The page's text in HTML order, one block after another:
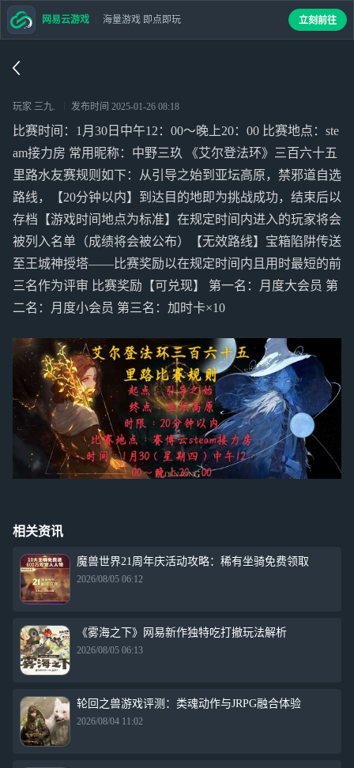
玩家 三九. 发布时间 2025-01-26 08:18
比赛时间：1月30日中午12：00～晚上20：00 比赛地点：ste
am接力房 常用昵称：中野三玖 《艾尔登法环》三百六十五
里路水友赛规则如下：从引导之始到亚坛高原，禁邪道自选
路线，【20分钟以内】到达目的地即为挑战成功，结束后以
存档【游戏时间地点为标准】在规定时间内进入的玩家将会
被列入名单（成绩将会被公布）【无效路线】宝箱陷阱传送
至王城神授塔——比赛奖励以在规定时间内且用时最短的前
三名作为评审 比赛奖励【可兑现】 第一名：月度大会员 第
二名：月度小会员 第三名：加时卡×10
相关资讯
魔兽世界21周年庆活动攻略：稀有坐骑免费领取
2026/08/05 06:12
《雾海之下》网易新作独特吃打撤玩法解析
2026/08/05 06:13
轮回之兽游戏评测：类魂动作与JRPG融合体验
2026/08/04 11:02
网易云游戏 海量游戏 即点即玩 立刻前往